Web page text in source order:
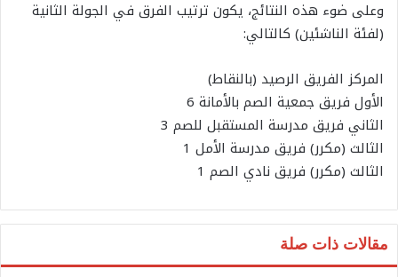
وعلى ضوء هذه النتائج، يكون ترتيب الفرق في الجولة الثانية
(لفئة الناشئين) كالتالي:
المركز الفريق الرصيد (بالنقاط)
الأول فريق جمعية الصم بالأمانة 6
الثاني فريق مدرسة المستقبل للصم 3
الثالث (مكرر) فريق مدرسة الأمل 1
الثالث (مكرر) فريق نادي الصم 1
مقالات ذات صلة